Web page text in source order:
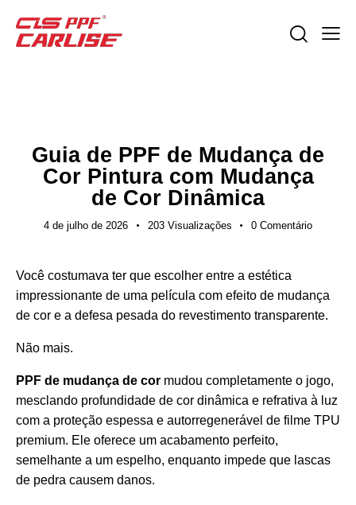
Guia de PPF de Mudança de
Cor Pintura com Mudança
de Cor Dinâmica
4 de julho de 2026 203 Visualizações 0 Comentário
Você costumava ter que escolher entre a estética
impressionante de uma película com efeito de mudança
de cor e a defesa pesada do revestimento transparente.
Não mais.
PPF de mudança de cor mudou completamente o jogo,
mesclando profundidade de cor dinâmica e refrativa à luz
com a proteção espessa e autorregenerável de filme TPU
premium. Ele oferece um acabamento perfeito,
semelhante a um espelho, enquanto impede que lascas
de pedra causem danos.